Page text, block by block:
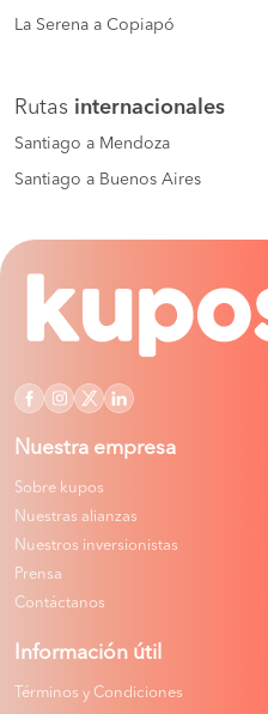
La Serena a Copiapó
Rutas internacionales
Santiago a Mendoza
Santiago a Buenos Aires
Nuestra empresa
Sobre kupos
Nuestras alianzas
Nuestros inversionistas
Prensa
Contáctanos
Información útil
Términos y Condiciones